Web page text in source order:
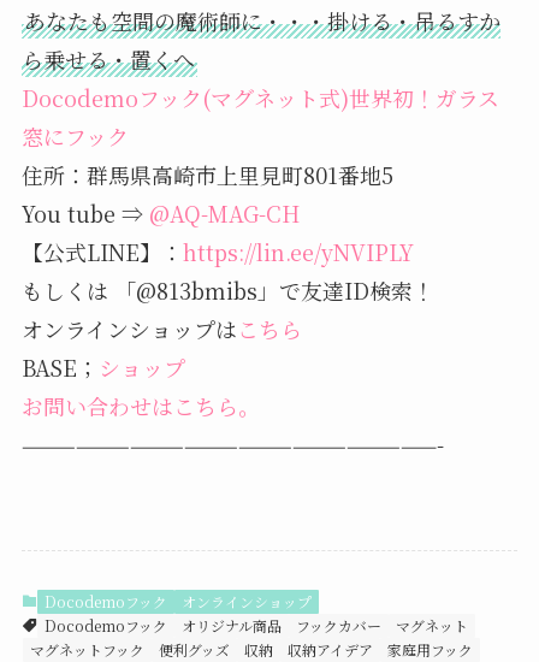
あなたも空間の魔術師に・・・掛ける・吊るすか
ら乗せる・置くへ
Docodemoフック(マグネット式)世界初！ガラス
窓にフック
住所：群馬県高崎市上里見町801番地5
You tube ⇒ @AQ-MAG-CH
【公式LINE】： https://lin.ee/yNVIPLY
もしくは 「@813bmibs」で友達ID検索！
オンラインショップはこちら
BASE； ショップ
お問い合わせはこちら。
———————————————————————-
Docodemoフック
オンラインショップ
Docodemoフック
オリジナル商品 フックカバー
マグネット
マグネットフック
便利グッズ 収納 収納アイデア
家庭用フック